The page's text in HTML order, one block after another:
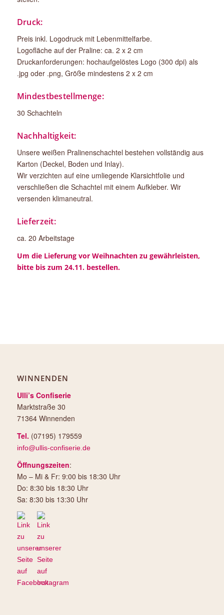
Druck:
Preis inkl. Logodruck mit Lebenmittelfarbe.
Logofläche auf der Praline: ca. 2 x 2 cm
Druckanforderungen: hochaufgelöstes Logo (300 dpi) als
.jpg oder .png, Größe mindestens 2 x 2 cm
Mindestbestellmenge:
30 Schachteln
Nachhaltigkeit:
Unsere weißen Pralinenschachtel bestehen vollständig aus
Karton (Deckel, Boden und Inlay).
Wir verzichten auf eine umliegende Klarsichtfolie und
verschließen die Schachtel mit einem Aufkleber. Wir
versenden klimaneutral.
Lieferzeit:
ca. 20 Arbeitstage
Um die Lieferung vor Weihnachten zu gewährleisten,
bitte bis zum 24.11. bestellen.
WINNENDEN
Ulli’s Confiserie
Marktstraße 30
71364 Winnenden
Tel. (07195) 179559
info@ullis-confiserie.de
Öffnungszeiten:
Mo – Mi & Fr: 9:00 bis 18:30 Uhr
Do: 8:30 bis 18:30 Uhr
Sa: 8:30 bis 13:30 Uhr